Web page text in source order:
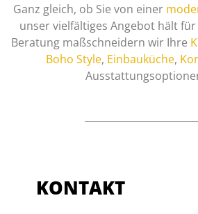
Ganz gleich, ob Sie von einer
unser vielfältiges Angebot hält
Beratung maßschneidern wir Ihre
Boho Style, Einbauküche,
KONTAKT